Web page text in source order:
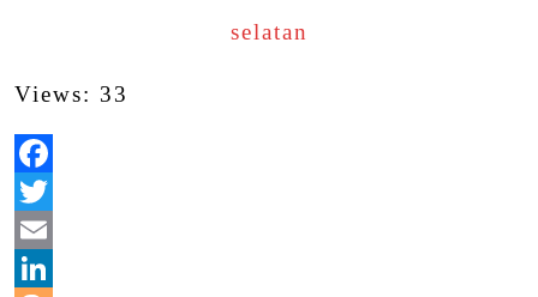
selatan
Views: 33
Facebook
Twitter
Email